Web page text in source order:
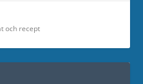
och recept